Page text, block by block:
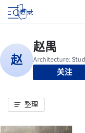
登录
关注
整理